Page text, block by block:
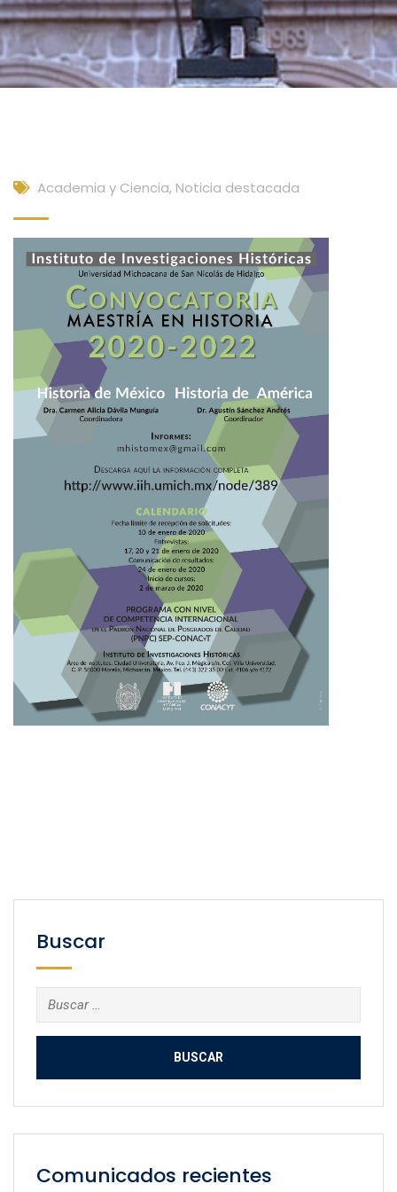
Academia y Ciencia, Noticia destacada
Buscar
Buscar:
Comunicados recientes